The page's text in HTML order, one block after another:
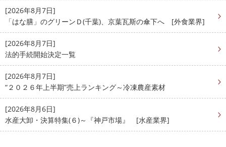
[2026年8月7日]
「はな膳」のグリーンＤ(千葉)、京葉瓦斯の傘下へ [外食業界]
[2026年8月7日]
法的手続開始決定一覧
[2026年8月7日]
“２０２６年上半期”売上ランキング～冷凍農産素材
[2026年8月6日]
水産大卸・決算特集(６)～『神戸市場』 [水産業界]